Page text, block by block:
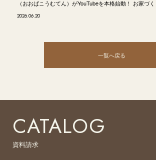
（おおばこうむてん）がYouTubeを本格始動！ お家づ
2026.06.20
一覧へ戻る
CATALOG
資料請求